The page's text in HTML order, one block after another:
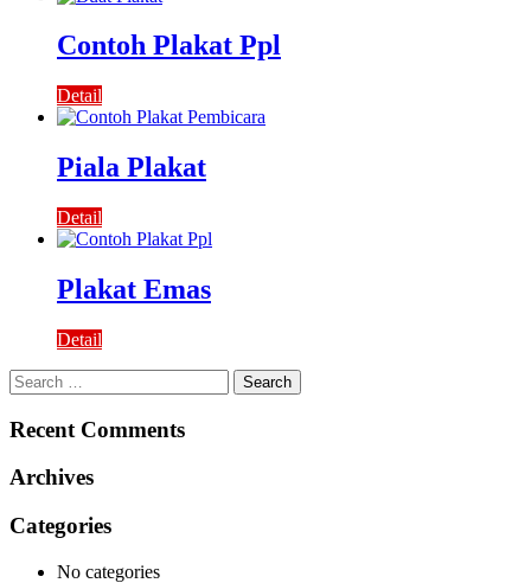
Contoh Plakat Ppl
Detail
Piala Plakat
Detail
Plakat Emas
Detail
Search
for:
Recent Comments
Archives
Categories
No categories